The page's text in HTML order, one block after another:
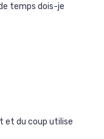
temps dois-je
et du coup utilise